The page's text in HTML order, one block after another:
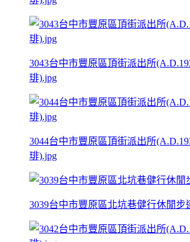
3043台中市豐原區頂街派出所
琲).jpg
3044台中市豐原區頂街派出所
琲).jpg
3039台中市豐原區北坑巷健行休閒步